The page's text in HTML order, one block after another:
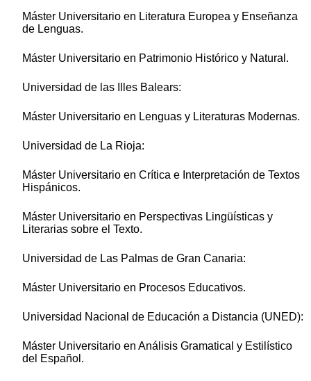
Máster Universitario en Literatura Europea y Enseñanza
de Lenguas.
Máster Universitario en Patrimonio Histórico y Natural.
Universidad de las Illes Balears:
Máster Universitario en Lenguas y Literaturas Modernas.
Universidad de La Rioja:
Máster Universitario en Crítica e Interpretación de Textos
Hispánicos.
Máster Universitario en Perspectivas Lingüísticas y
Literarias sobre el Texto.
Universidad de Las Palmas de Gran Canaria:
Máster Universitario en Procesos Educativos.
Universidad Nacional de Educación a Distancia (UNED):
Máster Universitario en Análisis Gramatical y Estilístico
del Español.